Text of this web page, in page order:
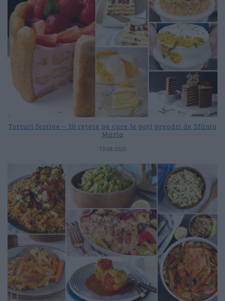
Torturi festive – 10 rețete pe care le poți pregăti de Sfânta
Maria
13.08.2025